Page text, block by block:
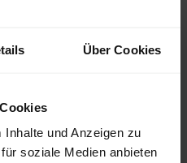
Über Cookies
und Anzeigen zu
soziale Medien anbieten